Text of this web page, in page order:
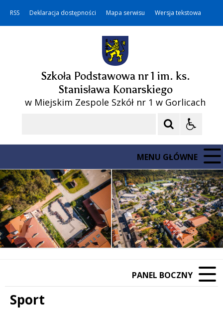
RSS Deklaracja dostępności Mapa serwisu Wersja tekstowa
Szkoła Podstawowa nr 1 im. ks.
Stanisława Konarskiego
w Miejskim Zespole Szkół nr 1 w Gorlicach
MENU GŁÓWNE
Poprzedni Element
Następny Element
❚❚
PANEL BOCZNY
Sport